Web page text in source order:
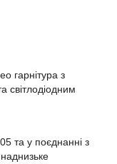
гарнітура з
та у поєднанні з